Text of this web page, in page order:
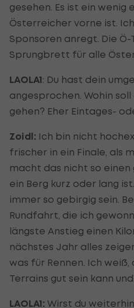
gesehen. Es ist ein wenig
Österreicher vorne ist.
Sponsoren anregt. Die
Sprungbrett für alle
LAOLA1: Du hast dein
angesprochen. Wohin soll
gehen? Eher Eintages-
Zoidl: Ich bin nicht
frischer in ein Finale, als
macht das nicht so
ein Berg kurz oder lang
immer so gebirgig sein.
Rundfahrt, die ich
längste Anstieg einen
nächstes Jahr alles
was für Rennen. Ich
Terrains gut sein kann
LAOLA1: Wirst du